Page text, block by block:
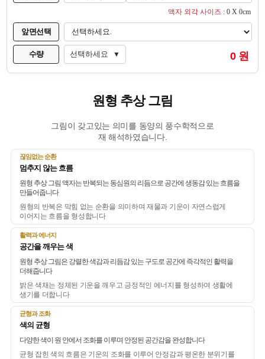
액자 외각 사이즈 : 0 X 0cm
앞면선택
수량 선택하세요 ▼ 0 원
원형 추상 그림
그림이 갖고있는 의미를 동양의 풍수학적으로
재 해석하였습니다.
끊임없는 순환
멈추지 않는 흐름
원형 추상 그림 액자는 반복되는 동심원의 리듬으로 공간에 생동감 있는 흐름을
만들어줍니다
원형의 반복은 막힘 없는 순환을 의미하며 재물과 기운이 자연스럽게
이어지는 흐름을 형성합니다
활력과 에너지
공간을 깨우는 색
원형 추상 그림은 강렬한 색감과 리듬감 있는 구도로 공간에 즉각적인 활력을
더해줍니다
밝은 색채는 정체된 기운을 깨우고 긍정적인 에너지를 형성하여 생활에
생기를 더합니다
균형과 조화
색의 균형
다양한 색이 원 안에서 조화를 이루며 안정된 공간감을 완성합니다
균형 잡힌 색의 흐름은 기운의 조화를 이루어 안정감과 평온한 분위기를